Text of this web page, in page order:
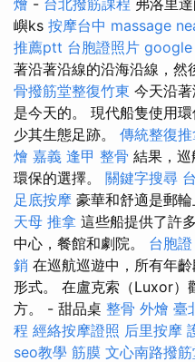
燴 - 台北撥筋課程 弗洛里
嶼ks 按摩台中 massage
推薦ptt 台胞證照片 google
著沿著沿線的沿海沿線，然
骨撥筋堂整復竹東 今天沿
是今天的。 現代船隻使用
少其生態足跡。 傳統整復
燴 嘉義 逢甲 整骨 結果，
環保的選擇。 關鍵字搜尋
足底按摩 豪華和舒適是郵
天母 推拿 這些船提供了許
中心，餐館和劇院。 台胞
銷 在巡航巡遊中，所有年
形式。 在盧克索（Luxor）
方。 - 甜品桌 整骨 外燴 臺
程 經絡按摩證照 后里按摩
seo教學 筋膜 文心南路撥筋